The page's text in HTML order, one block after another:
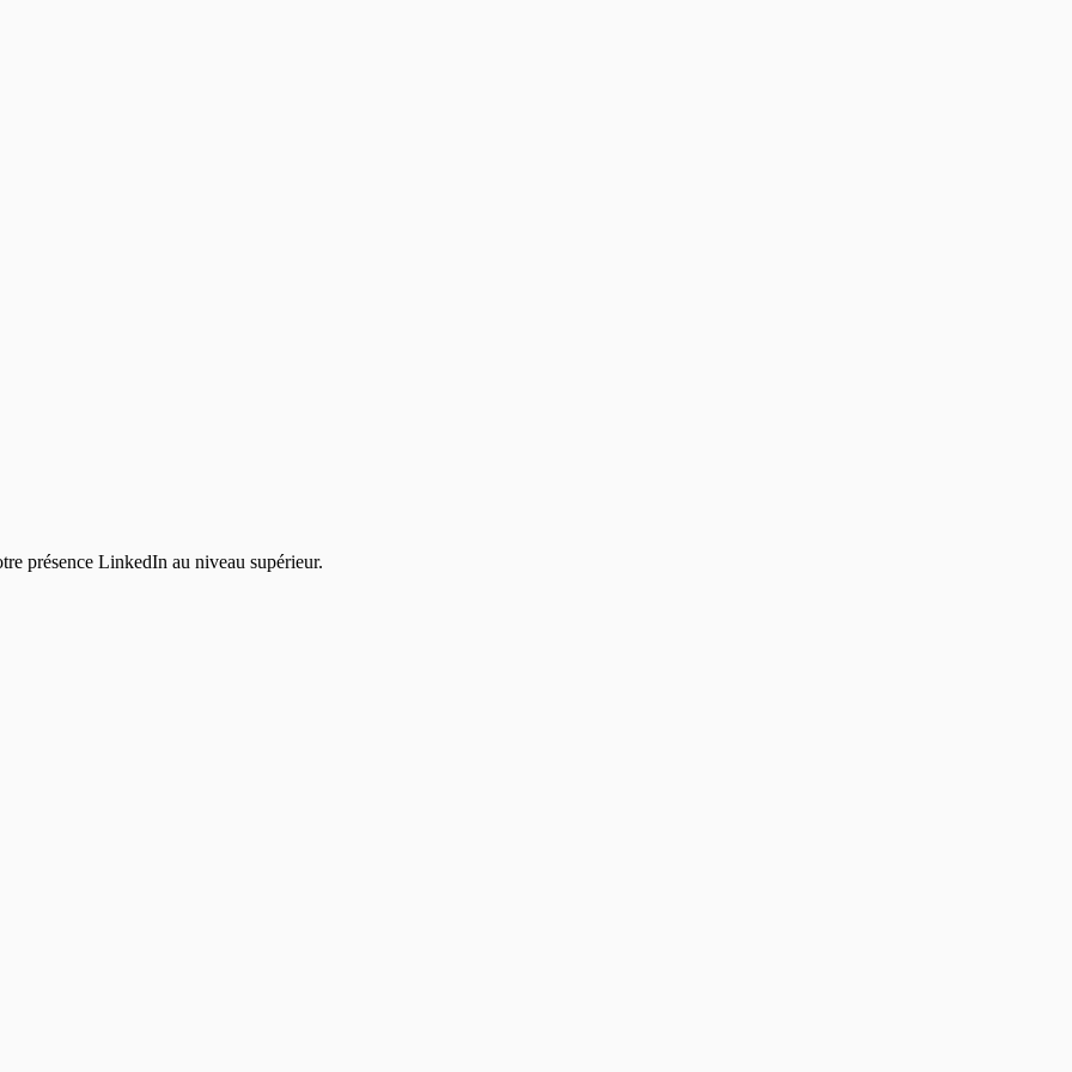
présence LinkedIn au niveau supérieur.